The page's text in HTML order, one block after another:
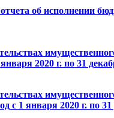
об исполнении
2020 г. по 31
с 1 января 2020 г. по 31